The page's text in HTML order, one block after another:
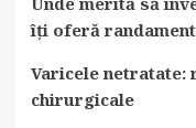
îți oferă
Varicele
chirurgicale